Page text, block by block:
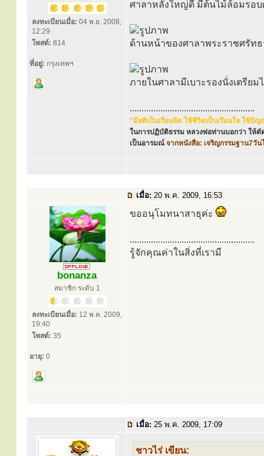
ลงทะเบียนเมื่อ: 04 พ.ย. 2008,
12:29
โพสต์: 814
ที่อยู่: กรุงเทพฯ
ศาลาหลังใหญ่ดี มีต้นไม้ล้อมรอบ
ด้านหน้าของศาลาพระราชศรัท
ภายในศาลามีเบาะรองนั่งเตรีย
.....................................................
"มีสติเป็นเรือนจิต ใช้ชีวิตเป็นเรือนใจ ใช้ปั
ในการปฏิบัติธรรม หลวงพ่อท่านบอกว่า ให้ตั
เป็นอารมณ์ จากหนังสือ: เจริญกรรมฐาน7วั
เมื่อ: 20 พ.ค. 2009, 16:53
bonanza
สมาชิก ระดับ 1
ลงทะเบียนเมื่อ: 12 พ.ค. 2009,
19:40
โพสต์: 35
อายุ: 0
ขออนุโมทนาสาธุค่ะ
.....................................................
รู้จักคุณค่าในสิ่งที่เรามี
เมื่อ: 25 พ.ค. 2009, 17:09
ชาวไร่ เขียน: